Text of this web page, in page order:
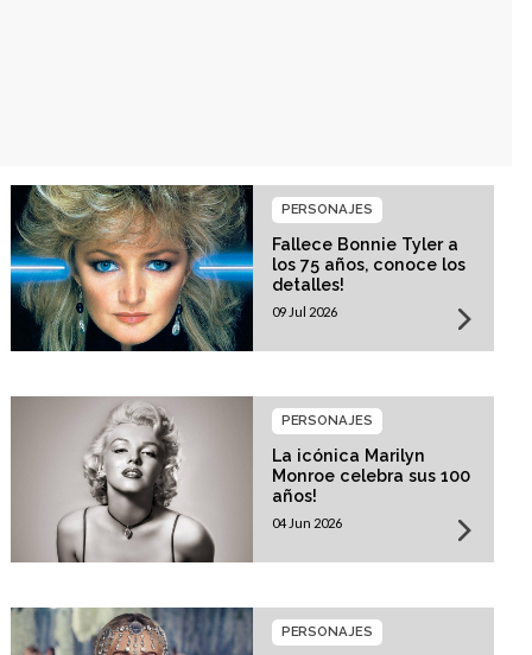
Fallece Bonnie Tyler a
los 75 años, conoce los
detalles!
PERSONAJES
09 Jul 2026
La icónica Marilyn
Monroe celebra sus 100
años!
PERSONAJES
04 Jun 2026
PERSONAJES